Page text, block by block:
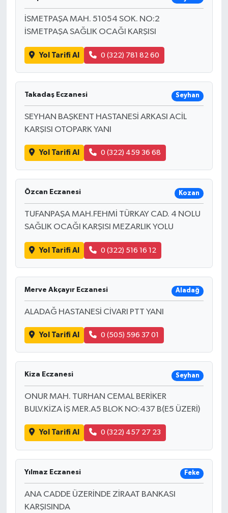
İSMETPAŞA MAH. 51054 SOK. NO:2
İSMETPAŞA SAĞLIK OCAĞI KARŞISI
Yol Tarifi Al 0 (322) 781 82 60
Takadaş Eczanesi Seyhan
SEYHAN BAŞKENT HASTANESİ ARKASI ACİL
KARŞISI OTOPARK YANI
Yol Tarifi Al 0 (322) 459 36 68
Özcan Eczanesi Kozan
TUFANPAŞA MAH.FEHMİ TÜRKAY CAD. 4 NOLU
SAĞLIK OCAĞI KARŞISI MEZARLIK YOLU
Yol Tarifi Al 0 (322) 516 16 12
Merve Akçayır Eczanesi Aladağ
ALADAĞ HASTANESİ CİVARI PTT YANI
Yol Tarifi Al 0 (505) 596 37 01
Kiza Eczanesi Seyhan
ONUR MAH. TURHAN CEMAL BERİKER
BULV.KİZA İŞ MER.A5 BLOK NO:437 B(E5 ÜZERİ)
Yol Tarifi Al 0 (322) 457 27 23
Yılmaz Eczanesi Feke
ANA CADDE ÜZERİNDE ZİRAAT BANKASI
KARŞISINDA